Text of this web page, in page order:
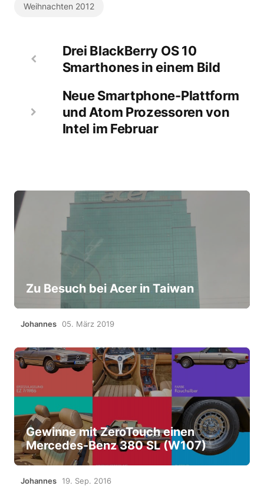
Weihnachten 2012
Drei BlackBerry OS 10
Smarthones in einem Bild
Neue Smartphone-Plattform
und Atom Prozessoren von
Intel im Februar
Zu Besuch bei Acer in Taiwan
Johannes 05. März 2019
Gewinne mit ZeroTouch einen
Mercedes-Benz 380 SL (W107)
Johannes 19. Sep. 2016